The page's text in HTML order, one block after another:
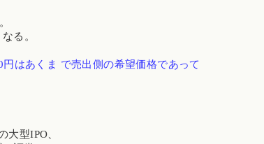
る。
円はあくま で売出側の希望価格であって
大型IPO、